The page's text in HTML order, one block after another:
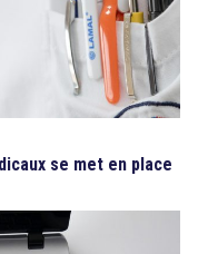
se met en place